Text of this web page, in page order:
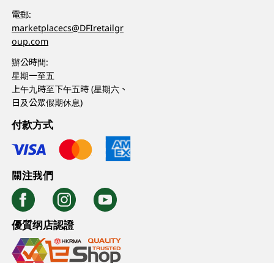
電郵:
marketplacecs@DFIretailgr
oup.com
辦公時間:
星期一至五
上午九時至下午五時 (星期六、
日及公眾假期休息)
付款方式
關注我們
優質纲店認證